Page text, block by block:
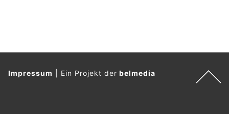
Impressum Ein Projekt derbelmedia